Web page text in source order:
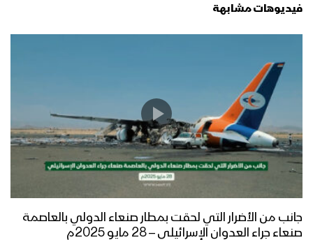
فيديوهات مشابهة
جانب من الأضرار التي لحقت بمطار صنعاء الدولي بالعاصمة
صنعاء جراء العدوان الإسرائيلي – 28 مايو 2025م